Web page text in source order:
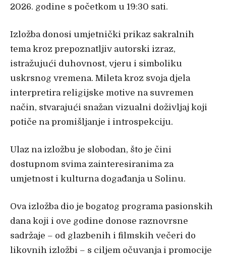
2026. godine s početkom u 19:30 sati.
Izložba donosi umjetnički prikaz sakralnih
tema kroz prepoznatljiv autorski izraz,
istražujući duhovnost, vjeru i simboliku
uskrsnog vremena. Mileta kroz svoja djela
interpretira religijske motive na suvremen
način, stvarajući snažan vizualni doživljaj koji
potiče na promišljanje i introspekciju.
Ulaz na izložbu je slobodan, što je čini
dostupnom svima zainteresiranima za
umjetnost i kulturna događanja u Solinu.
Ova izložba dio je bogatog programa pasionskih
dana koji i ove godine donose raznovrsne
sadržaje – od glazbenih i filmskih večeri do
likovnih izložbi – s ciljem očuvanja i promocije